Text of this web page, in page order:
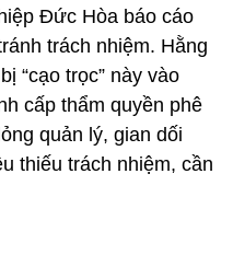
Đức Hòa báo cáo
trách nhiệm. Hằng
“cạo trọc” này vào
cấp thẩm quyền phê
quản lý, gian dối
thiếu trách nhiệm, cần